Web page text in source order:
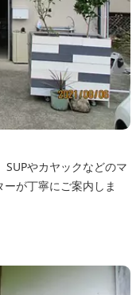
やカヤックなどのマ
が丁寧にご案内しま